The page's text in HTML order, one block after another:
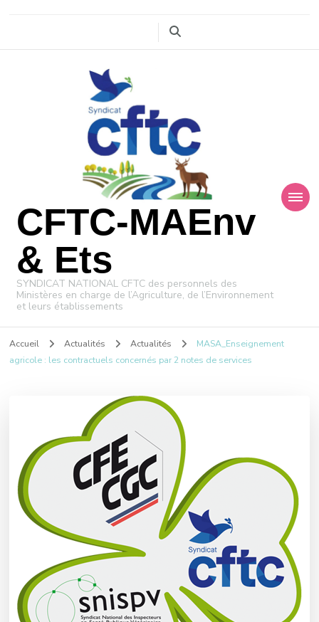
CFTC-MAEnv
& Ets
SYNDICAT NATIONAL CFTC des personnels des
Ministères en charge de l’Agriculture, de l’Environnement
et leurs établissements
Accueil Actualités Actualités
MASA_Enseignement
agricole : les contractuels concernés par 2 notes de services